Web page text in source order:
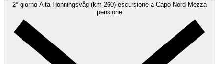
2° giorno Alta-Honningsvåg (km 260)-escursione a Capo Nord Mezza
pensione